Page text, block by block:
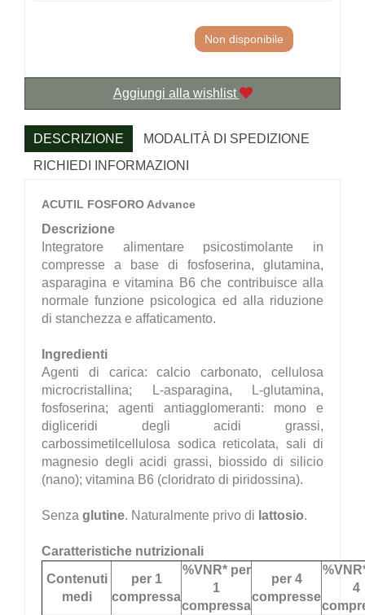
Non disponibile
Aggiungi alla wishlist
DESCRIZIONE
MODALITÀ DI SPEDIZIONE
RICHIEDI INFORMAZIONI
ACUTIL FOSFORO Advance
Descrizione
Integratore alimentare psicostimolante in
compresse a base di fosfoserina, glutamina,
asparagina e vitamina B6 che contribuisce alla
normale funzione psicologica ed alla riduzione
di stanchezza e affaticamento.
Ingredienti
Agenti di carica: calcio carbonato, cellulosa
microcristallina; L-asparagina, L-glutamina,
fosfoserina; agenti antiagglomeranti: mono e
digliceridi degli acidi grassi,
carbossimetilcellulosa sodica reticolata, sali di
magnesio degli acidi grassi, biossido di silicio
(nano); vitamina B6 (cloridrato di piridossina).
Senza glutine. Naturalmente privo di lattosio.
Caratteristiche nutrizionali
Contenuti
medi
per 1
compressa
%VNR* per
1
compressa
per 4
compresse
4